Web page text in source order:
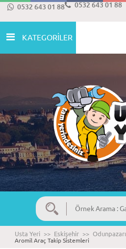
0532 643 01 88 0532 643 01 88
KATEGORİLER
Usta Yeri >> Eskişehir >> Odunpazarı
Aromil Araç Takip Sistemleri